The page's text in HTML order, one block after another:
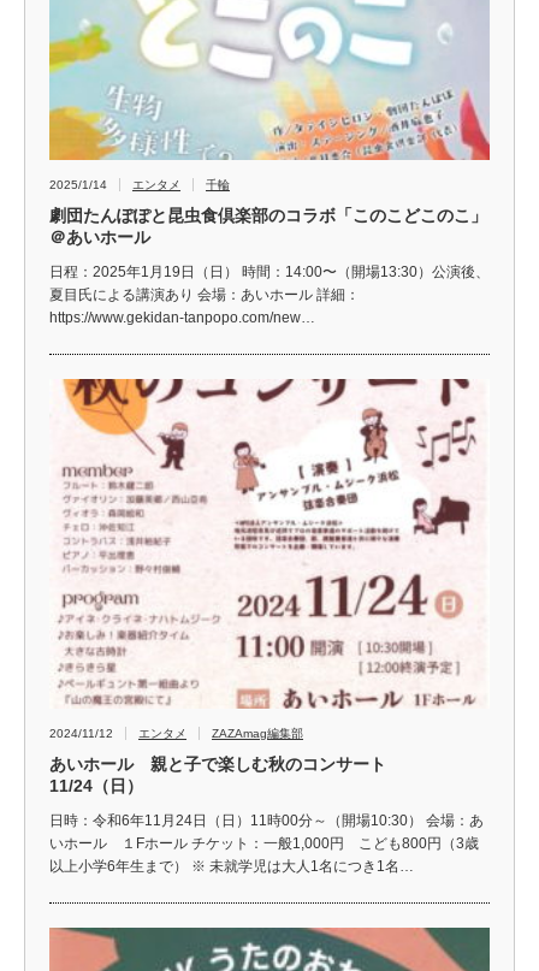
2025/1/14 エンタメ 千輪
劇団たんぽぽと昆虫食倶楽部のコラボ「このこどこのこ」
＠あいホール
日程：2025年1月19日（日） 時間：14:00〜（開場13:30）公演後、
夏目氏による講演あり 会場：あいホール 詳細：
https://www.gekidan-tanpopo.com/new…
2024/11/12 エンタメ ZAZAmag編集部
あいホール 親と子で楽しむ秋のコンサート
11/24（日）
日時：令和6年11月24日（日）11時00分～（開場10:30） 会場：あ
いホール １Fホール チケット：一般1,000円 こども800円（3歳
以上小学6年生まで） ※ 未就学児は大人1名につき1名…